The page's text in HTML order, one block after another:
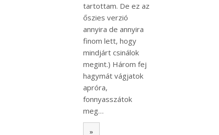
tartottam. De ez az
őszies verzió
annyira de annyira
finom lett, hogy
mindjárt csinálok
megint.) Három fej
hagymát vágjatok
apróra,
fonnyasszátok
meg…
»